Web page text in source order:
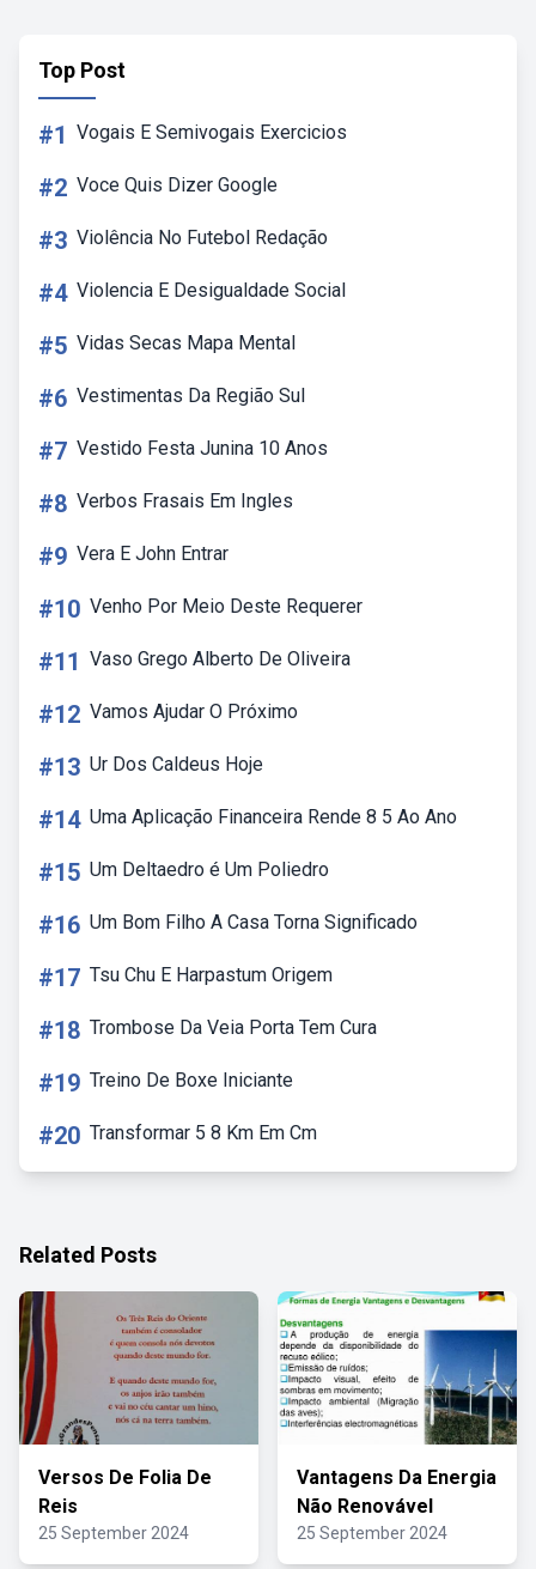
Top Post
#1 Vogais E Semivogais Exercicios
#2 Voce Quis Dizer Google
#3 Violência No Futebol Redação
#4 Violencia E Desigualdade Social
#5 Vidas Secas Mapa Mental
#6 Vestimentas Da Região Sul
#7 Vestido Festa Junina 10 Anos
#8 Verbos Frasais Em Ingles
#9 Vera E John Entrar
#10 Venho Por Meio Deste Requerer
#11 Vaso Grego Alberto De Oliveira
#12 Vamos Ajudar O Próximo
#13 Ur Dos Caldeus Hoje
#14 Uma Aplicação Financeira Rende 8 5 Ao Ano
#15 Um Deltaedro é Um Poliedro
#16 Um Bom Filho A Casa Torna Significado
#17 Tsu Chu E Harpastum Origem
#18 Trombose Da Veia Porta Tem Cura
#19 Treino De Boxe Iniciante
#20 Transformar 5 8 Km Em Cm
Related Posts
Versos De Folia De
Reis
25 September 2024
Vantagens Da Energia
Não Renovável
25 September 2024